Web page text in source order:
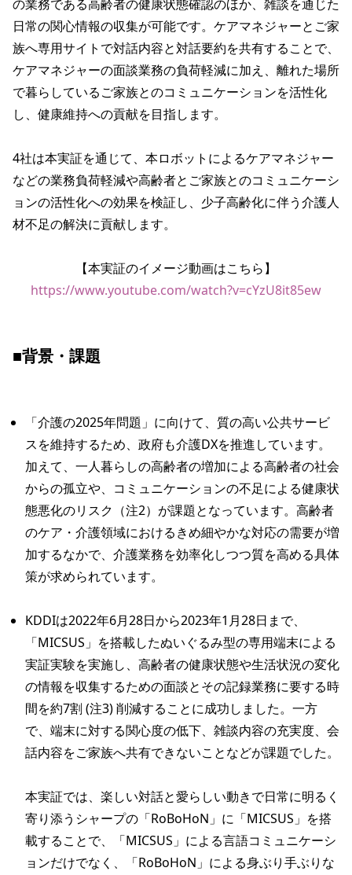
の業務である高齢者の健康状態確認のほか、雑談を通じた
日常の関心情報の収集が可能です。ケアマネジャーとご家
族へ専用サイトで対話内容と対話要約を共有することで、
ケアマネジャーの面談業務の負荷軽減に加え、離れた場所
で暮らしているご家族とのコミュニケーションを活性化
し、健康維持への貢献を目指します。
4社は本実証を通じて、本ロボットによるケアマネジャー
などの業務負荷軽減や高齢者とご家族とのコミュニケーシ
ョンの活性化への効果を検証し、少子高齢化に伴う介護人
材不足の解決に貢献します。
【本実証のイメージ動画はこちら】
https://www.youtube.com/watch?v=cYzU8it85ew
■背景・課題
「介護の2025年問題」に向けて、質の高い公共サービ
スを維持するため、政府も介護DXを推進しています。
加えて、一人暮らしの高齢者の増加による高齢者の社会
からの孤立や、コミュニケーションの不足による健康状
態悪化のリスク（注2）が課題となっています。高齢者
のケア・介護領域におけるきめ細やかな対応の需要が増
加するなかで、介護業務を効率化しつつ質を高める具体
策が求められています。
KDDIは2022年6月28日から2023年1月28日まで、
「MICSUS」を搭載したぬいぐるみ型の専用端末による
実証実験を実施し、高齢者の健康状態や生活状況の変化
の情報を収集するための面談とその記録業務に要する時
間を約7割 (注3) 削減することに成功しました。一方
で、端末に対する関心度の低下、雑談内容の充実度、会
話内容をご家族へ共有できないことなどが課題でした。
本実証では、楽しい対話と愛らしい動きで日常に明るく
寄り添うシャープの「RoBoHoN」に「MICSUS」を搭
載することで、「MICSUS」による言語コミュニケーシ
ョンだけでなく、「RoBoHoN」による身ぶり手ぶりな